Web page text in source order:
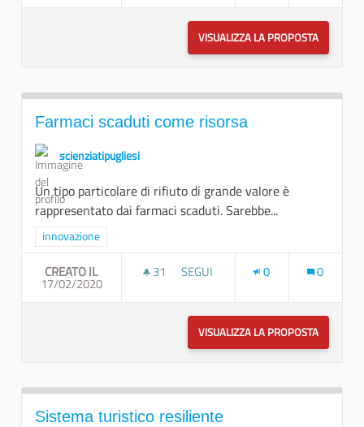
VISUALIZZA LA PROPOSTA
Farmaci scaduti come risorsa
scienziatipugliesi
Un tipo particolare di rifiuto di grande valore è
rappresentato dai farmaci scaduti. Sarebbe...
Filtra i risultati per categoria: innovazione
innovazione
CREATO IL
17/02/2020
31 31 SOSTENITORI
SEGUI 0 0
VISUALIZZA LA PROPOSTA
Sistema turistico resiliente